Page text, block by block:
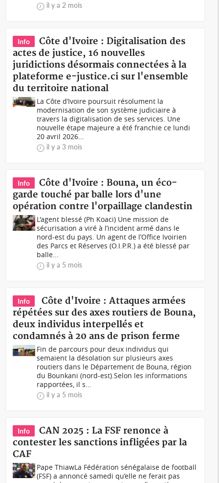
il y a 2 mois
Info
Côte d'Ivoire : Digitalisation des
actes de justice, 16 nouvelles
juridictions désormais connectées à la
plateforme e-justice.ci sur l'ensemble
du territoire national
La Côte d’Ivoire poursuit résolument la
modernisation de son système judiciaire à
travers la digitalisation de ses services. Une
nouvelle étape majeure a été franchie ce lundi
20 avril 2026...
il y a 3 mois
Info
Côte d'Ivoire : Bouna, un éco-
garde touché par balle lors d'une
opération contre l'orpaillage clandestin
L'agent blessé (Ph Koaci) Une mission de
sécurisation a viré à l’incident armé dans le
nord-est du pays. Un agent de l’Office Ivoirien
des Parcs et Réserves (O.I.P.R.) a été blessé par
balle...
il y a 5 mois
Info
Côte d'Ivoire : Attaques armées
répétées sur des axes routiers de Bouna,
deux individus interpellés et
condamnés à 20 ans de prison ferme
Fin de parcours pour deux individus qui
semaient la désolation sur plusieurs axes
routiers dans le Département de Bouna, région
du Bounkani (nord-est).Selon les informations
rapportées, il s...
il y a 5 mois
Info
CAN 2025 : La FSF renonce à
contester les sanctions infligées par la
CAF
Pape ThiawLa Fédération sénégalaise de football
(FSF) a annoncé samedi qu’elle ne ferait pas